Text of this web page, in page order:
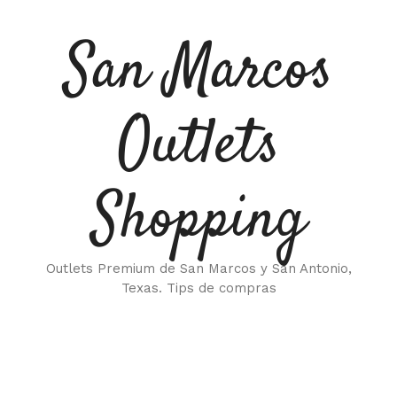
contenidoSan Marcos
Outlets
Shopping
Outlets Premium de San Marcos y San Antonio,
Texas. Tips de compras